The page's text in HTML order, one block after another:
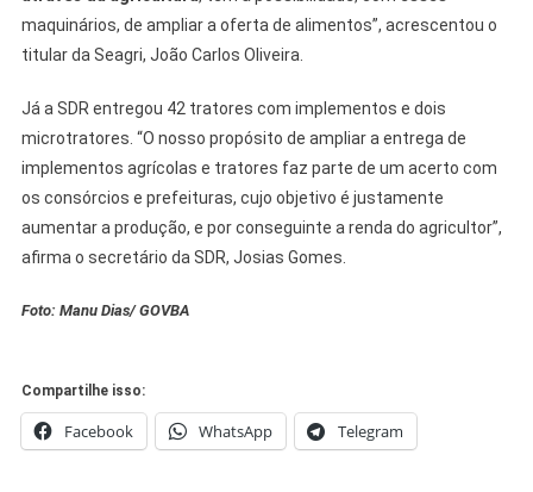
maquinários, de ampliar a oferta de alimentos”, acrescentou o
titular da Seagri, João Carlos Oliveira.
Já a SDR entregou 42 tratores com implementos e dois
microtratores. “O nosso propósito de ampliar a entrega de
implementos agrícolas e tratores faz parte de um acerto com
os consórcios e prefeituras, cujo objetivo é justamente
aumentar a produção, e por conseguinte a renda do agricultor”,
afirma o secretário da SDR, Josias Gomes.
Foto: Manu Dias/ GOVBA
Compartilhe isso:
Facebook WhatsApp Telegram